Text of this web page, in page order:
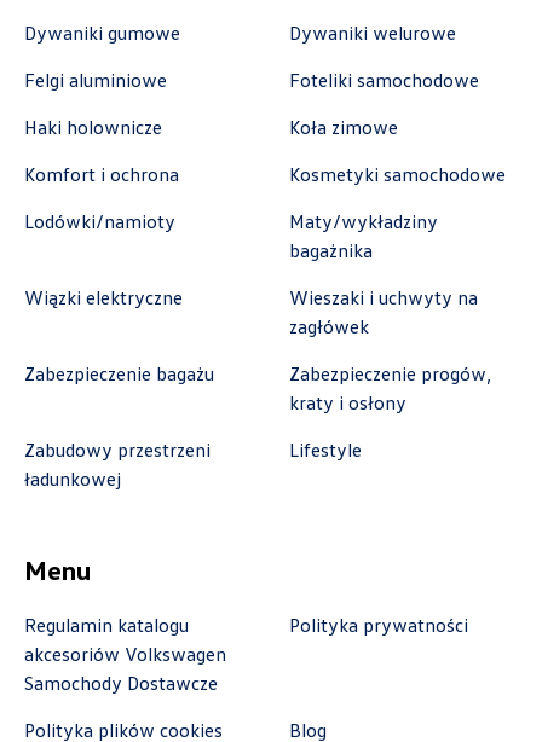
ul. Zakładowa 18, Kielce
czesci@vwautocentrum.com.pl
Autoremo
+48 182 610 210
zamowienia@autoremo.pl
Autorud Stalowa Wola
ul. Komisji Edukacji Narodowej 49, Stalowa
Dywaniki gumowe
Dywaniki welurowe
Felgi aluminiowe
Foteliki samochodowe
Haki holownicze
Koła zimowe
Komfort i ochrona
Kosmetyki samochodowe
Lodówki/namioty
Maty/wykładziny
bagażnika
Wiązki elektryczne
Wieszaki i uchwyty na
zagłówek
Zabezpieczenie bagażu
Zabezpieczenie progów,
kraty i osłony
Zabudowy przestrzeni
ładunkowej
Lifestyle
Menu
Regulamin katalogu
akcesoriów Volkswagen
Samochody Dostawcze
Polityka prywatności
Polityka plików cookies Blog